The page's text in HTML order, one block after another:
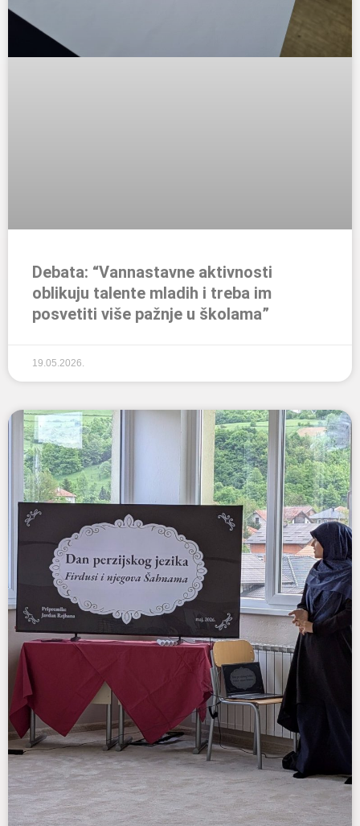
Debata: “Vannastavne aktivnosti
oblikuju talente mladih i treba im
posvetiti više pažnje u školama”
19.05.2026.